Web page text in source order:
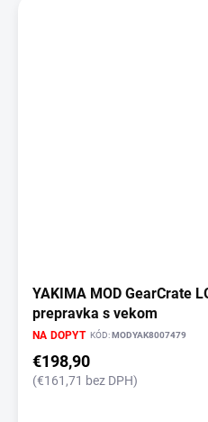
YAKIMA MOD GearCrate
prepravka s vekom
NA DOPYT KÓD:MODYAK8007479
€198,90
(€161,71 bez DPH)